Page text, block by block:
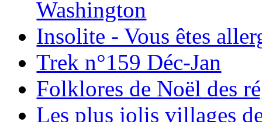
Washington
Insolite - Vous êtes
Trek n°159 Déc-Jan
Folklores de Noël des
Les plus jolis villages